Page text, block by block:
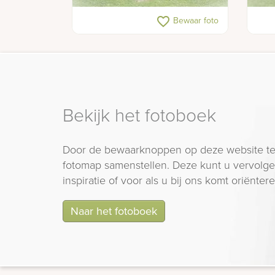
Kort grafmonument met zuilen
favorite_border Bewaar foto
Bekijk het fotoboek
Door de bewaarknoppen op deze website
fotomap samenstellen. Deze kunt u
inspiratie of voor als u bij ons komt
Naar het fotoboek